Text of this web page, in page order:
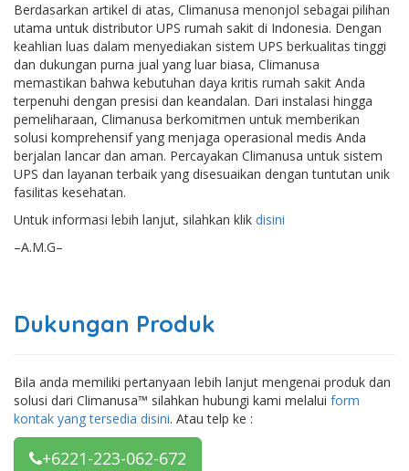
Berdasarkan artikel di atas, Climanusa menonjol sebagai pilihan
utama untuk distributor UPS rumah sakit di Indonesia. Dengan
keahlian luas dalam menyediakan sistem UPS berkualitas tinggi
dan dukungan purna jual yang luar biasa, Climanusa
memastikan bahwa kebutuhan daya kritis rumah sakit Anda
terpenuhi dengan presisi dan keandalan. Dari instalasi hingga
pemeliharaan, Climanusa berkomitmen untuk memberikan
solusi komprehensif yang menjaga operasional medis Anda
berjalan lancar dan aman. Percayakan Climanusa untuk sistem
UPS dan layanan terbaik yang disesuaikan dengan tuntutan unik
fasilitas kesehatan.
Untuk informasi lebih lanjut, silahkan klik disini
–A.M.G–
Dukungan Produk
Bila anda memiliki pertanyaan lebih lanjut mengenai produk dan
solusi dari Climanusa™ silahkan hubungi kami melalui form
kontak yang tersedia disini. Atau telp ke :
+6221-223-062-672